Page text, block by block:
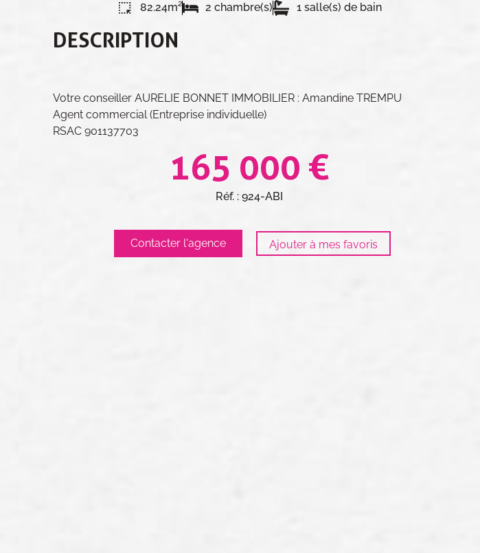
82.24m² 2 chambre(s) 1 salle(s) de bain
DESCRIPTION
Votre conseiller AURELIE BONNET IMMOBILIER : Amandine TREMPU
Agent commercial (Entreprise individuelle)
RSAC 901137703
165 000 €
Réf. : 924-ABI
Contacter l'agence